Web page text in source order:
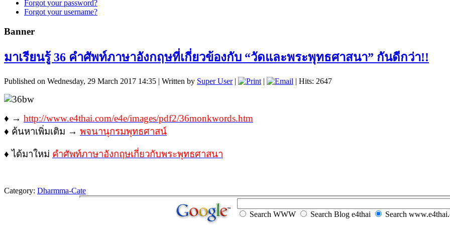
Forgot your password?
Forgot your username?
Banner
มาเรียนรู้ 36 คำศัพท์ภาษาอังกฤษที่เกี่ยวข้องกับ “วัดและพระพุทธศาสนา” กันดีกว่า!!
Published on Wednesday, 29 March 2017 14:35 | Written by Super User| | | Hits: 2647
♦ → http://www.e4thai.com/e4e/images/pdf2/36monkwords.htm
♦ ค้นหาเพิ่มเติม → พจนานุกรมพุทธศาสน์
♦ ได้มาใหม่ คำศัพท์ภาษาอังกฤษเกี่ยวกับพระพุทธศาสนา
Category: Dharmma-Cate
Search WWW Search Blog e4thai Search